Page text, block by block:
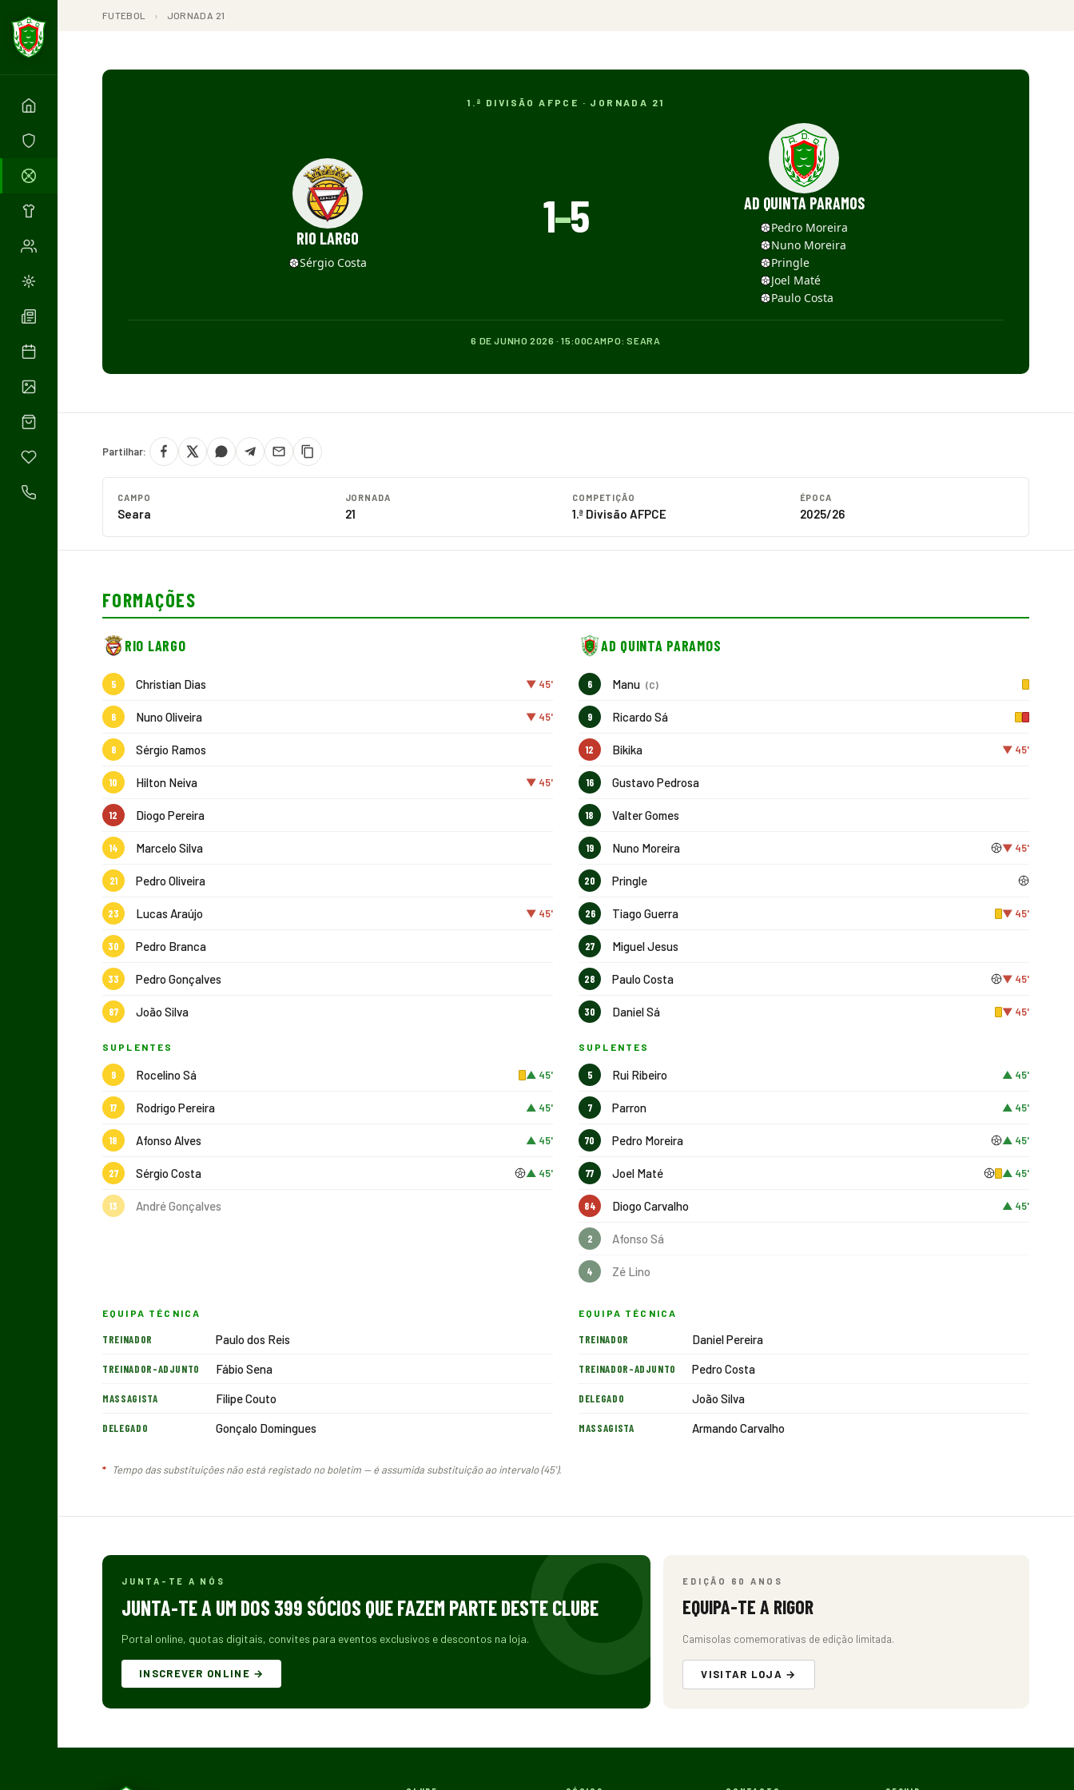
FUTEBOL › JORNADA 21
1.ª DIVISÃO AFPCE · JORNADA 21
RIO LARGO
Sérgio Costa
1–5 AD QUINTA PARAMOS
Pedro Moreira
Nuno Moreira
Pringle
Joel Maté
Paulo Costa
6 DE JUNHO 2026 · 15:00CAMPO: SEARA
Partilhar:
CAMPO
Seara
JORNADA
21
COMPETIÇÃO
1.ª Divisão AFPCE
ÉPOCA
2025/26
FORMAÇÕES
RIO LARGO
5 Christian Dias ▼ 45'
6 Nuno Oliveira ▼ 45'
8 Sérgio Ramos
10 Hilton Neiva ▼ 45'
12 Diogo Pereira
14 Marcelo Silva
21 Pedro Oliveira
23 Lucas Araújo ▼ 45'
30 Pedro Branca
33 Pedro Gonçalves
87 João Silva
SUPLENTES
9 Rocelino Sá ▲ 45'
17 Rodrigo Pereira ▲ 45'
18 Afonso Alves ▲ 45'
27 Sérgio Costa ▲ 45'
13 André Gonçalves
EQUIPA TÉCNICA
TREINADOR Paulo dos Reis
TREINADOR-ADJUNTO Fábio Sena
MASSAGISTA Filipe Couto
DELEGADO Gonçalo Domingues
AD QUINTA PARAMOS
6 Manu (C)
9 Ricardo Sá
12 Bikika ▼ 45'
16 Gustavo Pedrosa
18 Valter Gomes
19 Nuno Moreira ▼ 45'
20 Pringle
26 Tiago Guerra ▼ 45'
27 Miguel Jesus
28 Paulo Costa ▼ 45'
30 Daniel Sá ▼ 45'
SUPLENTES
5 Rui Ribeiro ▲ 45'
7 Parron ▲ 45'
70 Pedro Moreira ▲ 45'
77 Joel Maté ▲ 45'
84 Diogo Carvalho ▲ 45'
2 Afonso Sá
4 Zé Lino
EQUIPA TÉCNICA
TREINADOR Daniel Pereira
TREINADOR-ADJUNTO Pedro Costa
DELEGADO João Silva
MASSAGISTA Armando Carvalho
* Tempo das substituições não está registado no boletim — é assumida substituição ao intervalo (45').
JUNTA-TE A NÓS
JUNTA-TE A UM DOS 399 SÓCIOS QUE FAZEM PARTE DESTE CLUBE
Portal online, quotas digitais, convites para eventos exclusivos e descontos na loja.
INSCREVER ONLINE →
EDIÇÃO 60 ANOS
EQUIPA-TE A RIGOR
Camisolas comemorativas de edição limitada.
VISITAR LOJA →